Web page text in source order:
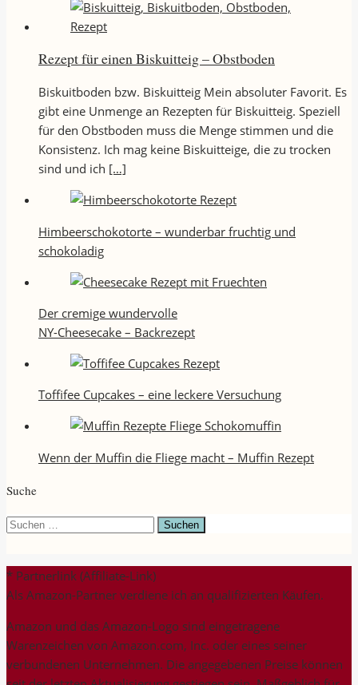
Rezept für einen Biskuitteig – Obstboden
Biskuitboden bzw. Biskuitteig Mein absoluter Favorit. Es
gibt eine Unmenge an Rezepten für Biskuitteig. Speziell
für den Obstboden muss die Menge stimmen und die
Konsistenz. Ich mag keine Biskuitteige, die zu trocken
sind und ich […]
Himbeerschokotorte – wunderbar fruchtig und
schokoladig
Der cremige wundervolle
NY-Cheesecake – Backrezept
Toffifee Cupcakes – eine leckere Versuchung
Wenn der Muffin die Fliege macht – Muffin Rezept
Suche
Suchen
* Partnerlink (Affiliate-Link)
Als Amazon-Partner verdiene ich an qualifizierten Käufen.
Amazon und das Amazon-Logo sind eingetragene
Warenzeichen von Amazon.com, Inc. oder eines seiner
verbundenen Unternehmen. Die angegebenen Preise können